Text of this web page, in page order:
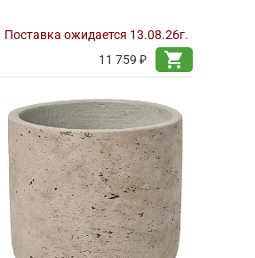
Поставка ожидается 13.08.26г.
11 759 ₽
shopping_cart